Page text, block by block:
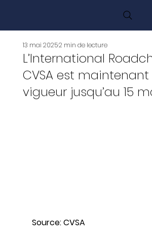
L’International
CVSA est maintenant
vigueur jusqu’au 15
13 mai 20252 min de lecture
Source: CVSA